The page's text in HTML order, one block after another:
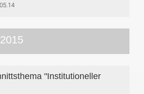
"Institutioneller